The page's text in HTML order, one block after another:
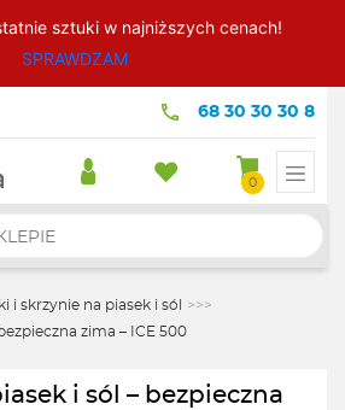
sztuki w najniższych cenach!
SPRAWDZAM
68 30 30 30 8
0
i skrzynie na piasek i sól
>>>
zima – ICE 500
i sól – bezpieczna